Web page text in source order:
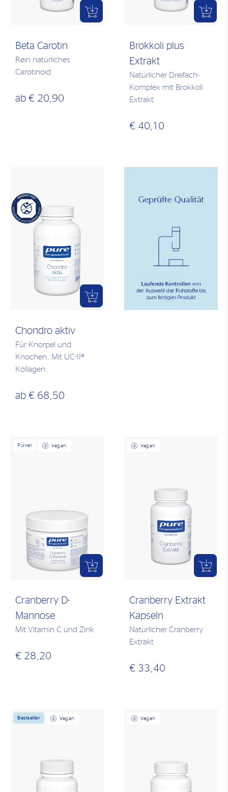
Beta Carotin
Rein natürliches
Carotinoid
ab € 20,90
Brokkoli plus
Extrakt
Natürlicher Dreifach-
Komplex mit Brokkoli
Extrakt
€ 40,10
Chondro aktiv
Für Knorpel und
Knochen. Mit UC-II®
Kollagen.
ab € 68,50
Pulver Vegan
Cranberry D-
Mannose
Mit Vitamin C und Zink
€ 28,20
Vegan
Cranberry Extrakt
Kapseln
Natürlicher Cranberry
Extrakt
€ 33,40
Bestseller Vegan Vegan